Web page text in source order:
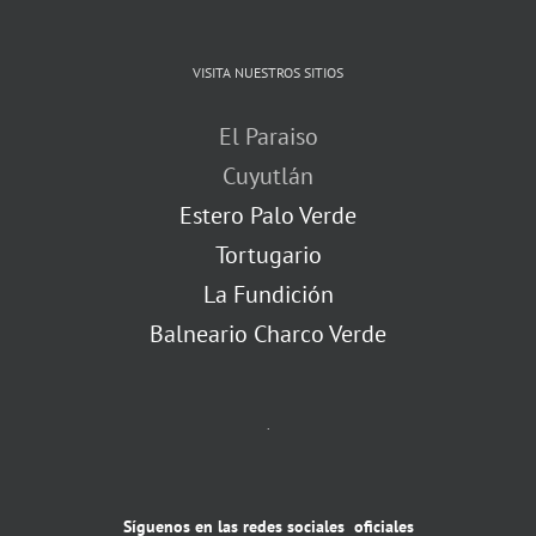
VISITA NUESTROS SITIOS
El Paraiso
Cuyutlán
Estero Palo Verde
Tortugario
La Fundición
Balneario Charco Verde
.
Síguenos en las redes sociales oficiales